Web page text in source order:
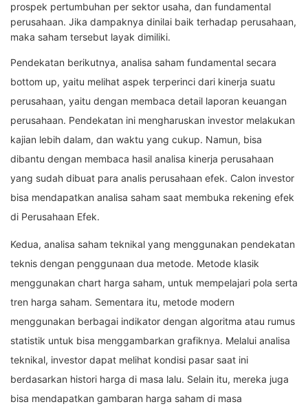
prospek pertumbuhan per sektor usaha, dan fundamental
perusahaan. Jika dampaknya dinilai baik terhadap perusahaan,
maka saham tersebut layak dimiliki.
Pendekatan berikutnya, analisa saham fundamental secara
bottom up, yaitu melihat aspek terperinci dari kinerja suatu
perusahaan, yaitu dengan membaca detail laporan keuangan
perusahaan. Pendekatan ini mengharuskan investor melakukan
kajian lebih dalam, dan waktu yang cukup. Namun, bisa
dibantu dengan membaca hasil analisa kinerja perusahaan
yang sudah dibuat para analis perusahaan efek. Calon investor
bisa mendapatkan analisa saham saat membuka rekening efek
di Perusahaan Efek.
Kedua, analisa saham teknikal yang menggunakan pendekatan
teknis dengan penggunaan dua metode. Metode klasik
menggunakan chart harga saham, untuk mempelajari pola serta
tren harga saham. Sementara itu, metode modern
menggunakan berbagai indikator dengan algoritma atau rumus
statistik untuk bisa menggambarkan grafiknya. Melalui analisa
teknikal, investor dapat melihat kondisi pasar saat ini
berdasarkan histori harga di masa lalu. Selain itu, mereka juga
bisa mendapatkan gambaran harga saham di masa